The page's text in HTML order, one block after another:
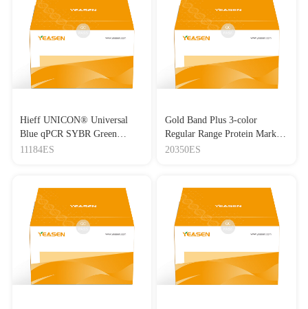
Hieff UNICON® Universal
Blue qPCR SYBR Green
Master Mix
11184ES
Gold Band Plus 3-color
Regular Range Protein Marker
(8-180 kDa) 三色预染蛋白质
20350ES